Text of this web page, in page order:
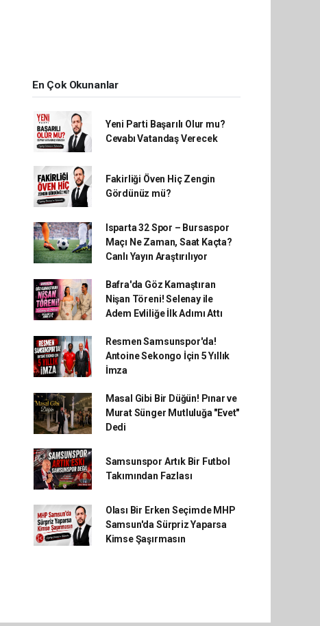
En Çok Okunanlar
Yeni Parti Başarılı Olur mu?
Cevabı Vatandaş Verecek
Fakirliği Öven Hiç Zengin
Gördünüz mü?
Isparta 32 Spor – Bursaspor
Maçı Ne Zaman, Saat Kaçta?
Canlı Yayın Araştırılıyor
Bafra'da Göz Kamaştıran
Nişan Töreni! Selenay ile
Adem Evliliğe İlk Adımı Attı
Resmen Samsunspor'da!
Antoine Sekongo İçin 5 Yıllık
İmza
Masal Gibi Bir Düğün! Pınar ve
Murat Sünger Mutluluğa "Evet"
Dedi
Samsunspor Artık Bir Futbol
Takımından Fazlası
Olası Bir Erken Seçimde MHP
Samsun'da Sürpriz Yaparsa
Kimse Şaşırmasın